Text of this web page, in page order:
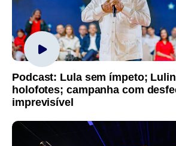
Podcast: Lula sem ímpeto;
holofotes; campanha com
imprevisível